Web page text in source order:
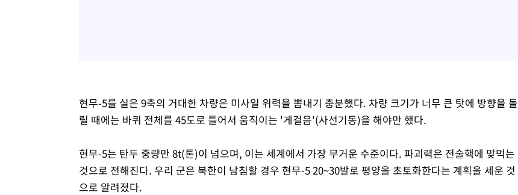
현무-5를 실은 9축의 거대한 차량은 미사일 위력을 뽐내기 충분했다. 차량 크기가 너무 큰 탓에 방향을 돌
릴 때에는 바퀴 전체를 45도로 틀어서 움직이는 '게걸음'(사선기동)을 해야만 했다.
현무-5는 탄두 중량만 8t(톤)이 넘으며, 이는 세계에서 가장 무거운 수준이다. 파괴력은 전술핵에 맞먹는
것으로 전해진다. 우리 군은 북한이 남침할 경우 현무-5 20~30발로 평양을 초토화한다는 계획을 세운 것
으로 알려졌다.